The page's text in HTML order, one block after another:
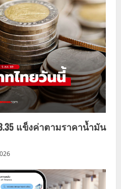
แข็งค่าตามราคาน้ำมัน